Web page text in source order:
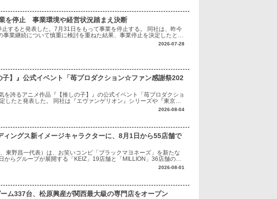
を停止 事業環境や経営状況踏まえ決断
すると発表した。7月31日をもって事業を停止する。 同社は、昨今
業継続について慎重に検討を重ねた結果、事業停止を決定したとし
よる影響をできる限り最小限にとどめられるよう、最後まで対応に努
2026-07-28
子】』公式イベント「苺プロダクション☆ファン感謝祭202
を誇るアニメ作品『【推しの子】』の公式イベント「苺プロダクショ
たと発表した。 同社は『エヴァンゲリオン』シリーズや『東京喰
彩な人気IPにおいて、作品の魅力を最大限に生かした遊技機化や商
2026-08-04
ィングス新イメージキャラクターに、8月1日から55店舗で
東野昌一代表）は、お笑いコンビ「ブラックマヨネーズ」を新たな
からグループが展開する「KEIZ」19店舗と「MILLION」36店舗の計
2026-08-01
ム337台、松原興産が関西最大級の専門店をオープン